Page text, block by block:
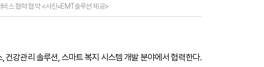
비스 협력 협약 <사진=EMT솔루션 제공>
건강관리 솔루션, 스마트 복지 시스템 개발 분야에서 협력한다.